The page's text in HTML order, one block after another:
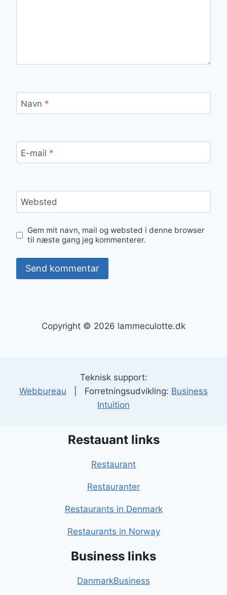
Navn *
E-mail *
Websted
Gem mit navn, mail og websted i denne browser
til næste gang jeg kommenterer.
Copyright © 2026 lammeculotte.dk
Teknisk support:
Webbureau | Forretningsudvikling: Business
Intuition
Restauant links
Restaurant
Restauranter
Restaurants in Denmark
Restaurants in Norway
Business links
DanmarkBusiness